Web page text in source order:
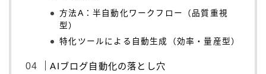
方法A：半自動化ワークフロー（品質重視
型）
特化ツールによる自動生成（効率・量産型）
AIブログ自動化の落とし穴